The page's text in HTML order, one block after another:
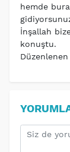
hemde
İnşallah
konuştu.